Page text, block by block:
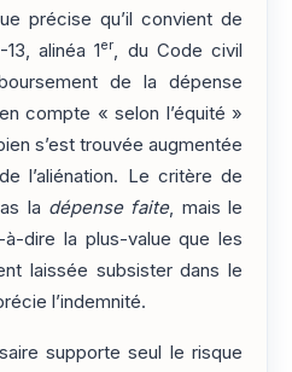
précise qu’il convient de
alinéa 1er, du Code civil
de la dépense
compte « selon l’équité »
s’est trouvée augmentée
l’aliénation. Le critère de
la dépense faite, mais le
à-dire la plus-value que les
laissée subsister dans le
l’indemnité.
supporte seul le risque